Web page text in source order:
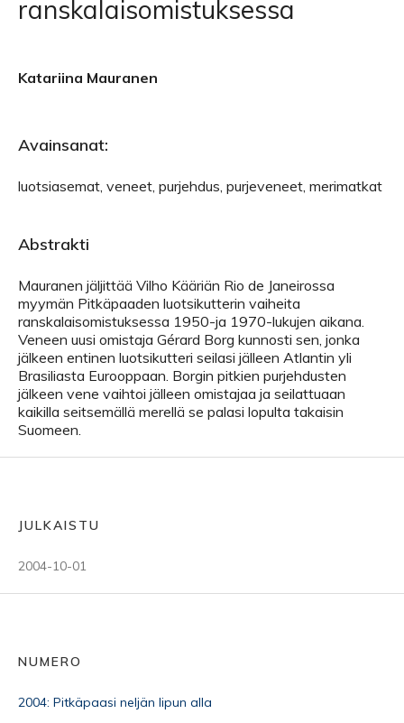
ranskalaisomistuksessa
Katariina Mauranen
Avainsanat:
luotsiasemat, veneet, purjehdus, purjeveneet, merimatkat
Abstrakti
Mauranen jäljittää Vilho Kääriän Rio de Janeirossa
myymän Pitkäpaaden luotsikutterin vaiheita
ranskalaisomistuksessa 1950-ja 1970-lukujen aikana.
Veneen uusi omistaja Gérard Borg kunnosti sen, jonka
jälkeen entinen luotsikutteri seilasi jälleen Atlantin yli
Brasiliasta Eurooppaan. Borgin pitkien purjehdusten
jälkeen vene vaihtoi jälleen omistajaa ja seilattuaan
kaikilla seitsemällä merellä se palasi lopulta takaisin
Suomeen.
JULKAISTU
2004-10-01
NUMERO
2004: Pitkäpaasi neljän lipun alla